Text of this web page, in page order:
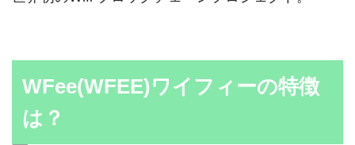
WFee(WFEE)ワイフィーの特徴
は？